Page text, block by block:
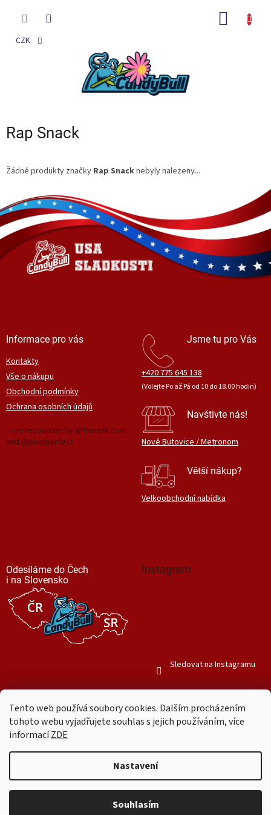
Tento web používá soubory cookies. Dalším procházením
tohoto webu vyjadřujete souhlas s jejich používáním, více
informacíZDE
Nastavení
Souhlasím
CZK
Rap Snack
Žádné produkty značky Rap Snacknebyly nalezeny...
á
p
a
í
Informace pro vás
Kontakty
Vše o nákupu
Obchodní podmínky
Ochrana osobních údajů
Free resources by @freepik.com
and @pixelperfect
Jsme tu pro Vás
+420 775 645 138
(Volejte Po až Pá od 10 do 18.00 hodin)
Navštivte nás!
Nové Butovice / Metronom
Větší nákup?
Velkoobchodní nabídka
Odesíláme do Čech
i na Slovensko
Instagram
Sledovat na Instagramu
Copyright 2026Mr. Candy Bull. Všechna práva vyhrazena.Upravit
nastavení cookies